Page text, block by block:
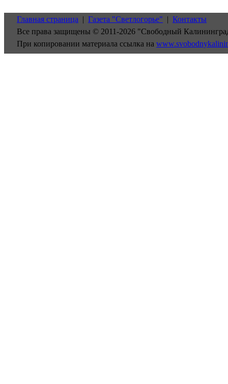
Главная страница | Газета "Светлогорье" | Контакты
Все права защищены © 2011-2026 "Свободный
При копировании материала ссылка на